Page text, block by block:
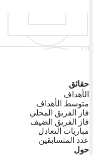
حقائق
الأهداف
متوسط الأهداف
فاز الفريق المحلي
فاز الفريق الضيف
مباريات التعادل
عدد المتسابقين
حول